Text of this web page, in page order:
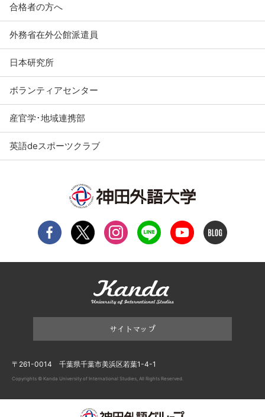
合格者の方へ
外務省在外公館派遣員
日本研究所
ボランティアセンター
産官学･地域連携部
英語deスポーツクラブ
サイトマップ
〒261-0014 千葉県千葉市美浜区若葉1-4-1
Copyrights © Kanda University of International Studies, All Rights Reserved.